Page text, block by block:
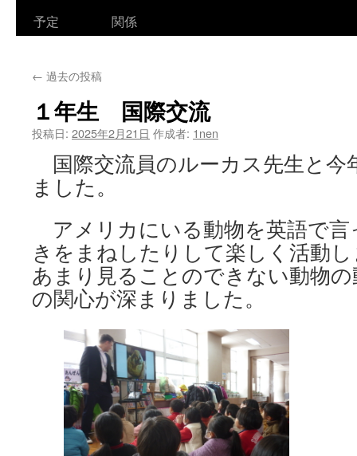
予定
関係
← 過去の投稿
１年生 国際交流
投稿日: 2025年2月21日 作成者: 1nen
国際交流員のルーカス先生と今
ました。
アメリカにいる動物を英語で言
きをまねしたりして楽しく活動
あまり見ることのできない動物
の関心が深まりました。